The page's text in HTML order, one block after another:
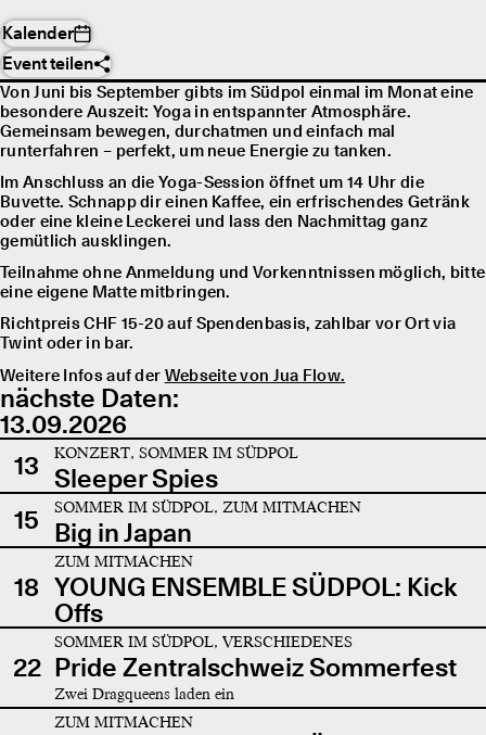
Kalender
Event teilen
Von Juni bis September gibts im Südpol einmal im Monat eine
besondere Auszeit: Yoga in entspannter Atmosphäre.
Gemeinsam bewegen, durchatmen und einfach mal
runterfahren – perfekt, um neue Energie zu tanken.
Im Anschluss an die Yoga-Session öffnet um 14 Uhr die
Buvette. Schnapp dir einen Kaffee, ein erfrischendes Getränk
oder eine kleine Leckerei und lass den Nachmittag ganz
gemütlich ausklingen.
Teilnahme ohne Anmeldung und Vorkenntnissen möglich, bitte
eine eigene Matte mitbringen.
Richtpreis CHF 15-20 auf Spendenbasis, zahlbar vor Ort via
Twint oder in bar.
Weitere Infos auf der Webseite von Jua Flow.
nächste Daten:
13.09.2026
13
KONZERT, SOMMER IM SÜDPOL
Sleeper Spies
15
SOMMER IM SÜDPOL, ZUM MITMACHEN
Big in Japan
18
ZUM MITMACHEN
YOUNG ENSEMBLE SÜDPOL: Kick
Offs
22
SOMMER IM SÜDPOL, VERSCHIEDENES
Pride Zentralschweiz Sommerfest
Zwei Dragqueens laden ein
ZUM MITMACHEN